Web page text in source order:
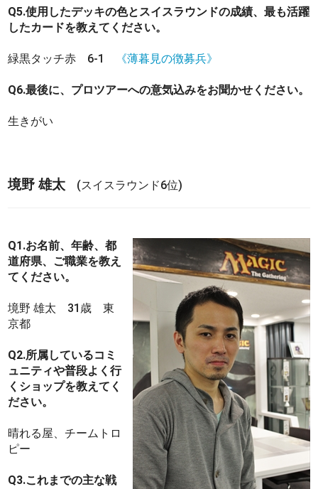
Q5.使用したデッキの色とスイスラウンドの成績、最も活躍
したカードを教えてください。
緑黒タッチ赤 6-1 《薄暮見の徴募兵》
Q6.最後に、プロツアーへの意気込みをお聞かせください。
生きがい
境野 雄太 (スイスラウンド6位)
Q1.お名前、年齢、都
道府県、ご職業を教え
てください。
境野 雄太 31歳 東
京都
Q2.所属しているコミ
ュニティや普段よく行
くショップを教えてく
ださい。
晴れる屋、チームトロ
ピー
Q3.これまでの主な戦